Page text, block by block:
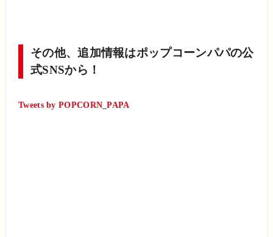
その他、追加情報はポップコーンパパの公
式SNSから！
Tweets by POPCORN_PAPA